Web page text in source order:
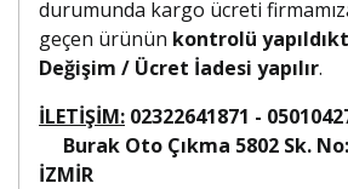
durumunda kargo ücreti
geçen ürünün kontrolü
Değişim / Ücret İadesi yapılır.
İLETİŞİM: 02322641871 -
Burak Oto Çıkma 5802 Sk.
İZMİR